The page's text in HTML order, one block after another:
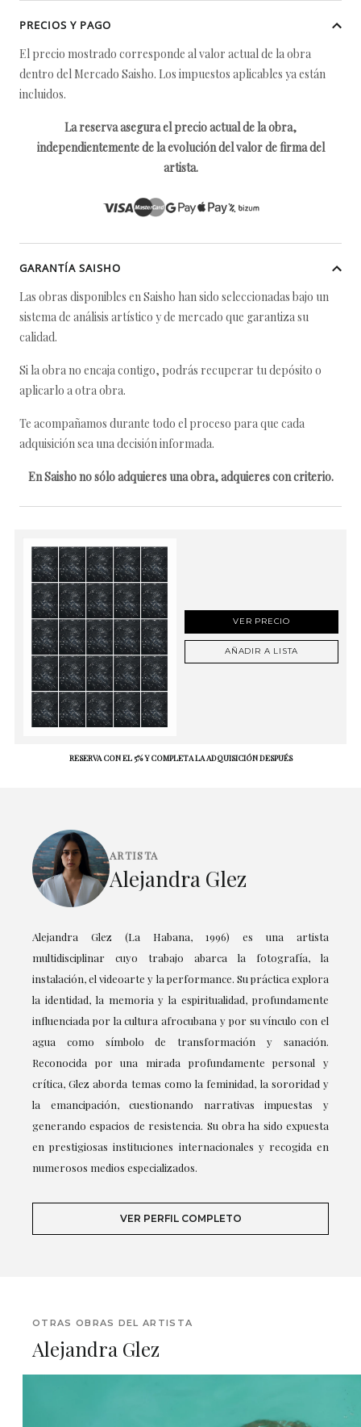
PRECIOS Y PAGO
El precio mostrado corresponde al valor actual de la obra
dentro del Mercado Saisho. Los impuestos aplicables ya están
incluidos.
La reserva asegura el precio actual de la obra,
independientemente de la evolución del valor de firma del
artista.
GARANTÍA SAISHO
Las obras disponibles en Saisho han sido seleccionadas bajo un
sistema de análisis artístico y de mercado que garantiza su
calidad.
Si la obra no encaja contigo, podrás recuperar tu depósito o
aplicarlo a otra obra.
Te acompañamos durante todo el proceso para que cada
adquisición sea una decisión informada.
En Saisho no sólo adquieres una obra, adquieres con criterio.
VER PRECIO
AÑADIR A LISTA
RESERVA CON EL 5% Y COMPLETA LA ADQUISICIÓN DESPUÉS
ARTISTA
Alejandra Glez
Alejandra Glez (La Habana, 1996) es una artista
multidisciplinar cuyo trabajo abarca la fotografía, la
instalación, el videoarte y la performance. Su práctica explora
la identidad, la memoria y la espiritualidad, profundamente
influenciada por la cultura afrocubana y por su vínculo con el
agua como símbolo de transformación y sanación.
Reconocida por una mirada profundamente personal y
crítica, Glez aborda temas como la feminidad, la sororidad y
la emancipación, cuestionando narrativas impuestas y
generando espacios de resistencia. Su obra ha sido expuesta
en prestigiosas instituciones internacionales y recogida en
numerosos medios especializados.
VER PERFIL COMPLETO
OTRAS OBRAS DEL ARTISTA
Alejandra Glez